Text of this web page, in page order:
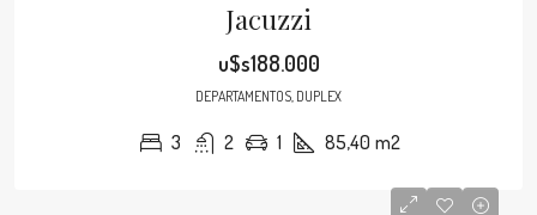
Jacuzzi
u$s188.000
DEPARTAMENTOS, DUPLEX
3 2 1 85,40 m2